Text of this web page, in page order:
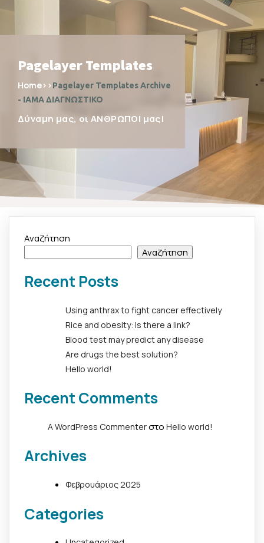
Pagelayer Templates
Home>>Pagelayer Templates Archive
- ΙΑΜΑ ΔΙΑΓΝΩΣΤΙΚΟ
Δύναμη μας, οι ΑΝΘΡΩΠΟΙ μας!
Αναζήτηση
Αναζήτηση
Recent Posts
Using anthrax to fight cancer effectively
Rice and obesity: Is there a link?
Blood test may predict any disease
Are drugs the best solution?
Hello world!
Recent Comments
A WordPress Commenterστο Hello world!
Archives
Φεβρουάριος 2025
Categories